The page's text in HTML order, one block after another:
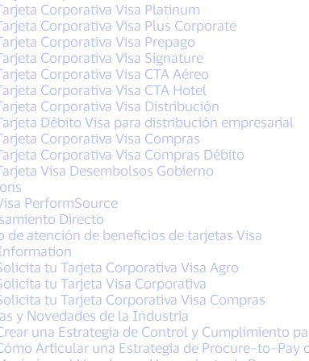
Corporativa Visa Platinum
Corporativa Visa Plus Corporate
Corporativa Visa Prepago
Corporativa Visa Signature
Corporativa Visa CTA Aéreo
Corporativa Visa CTA Hotel
Corporativa Visa Distribución
Débito Visa para distribución empresarial
Corporativa Visa Compras
Corporativa Visa Compras Débito
Visa Desembolsos Gobierno
PerformSource
Directo
de atención de beneficios de tarjetas Visa
tu Tarjeta Corporativa Visa Agro
tu Tarjeta Visa Corporativa
tu Tarjeta Corporativa Visa Compras
y Novedades de la Industria
una Estrategia de Control y Cumplimiento
Articular una Estrategia de Procure–to–Pay